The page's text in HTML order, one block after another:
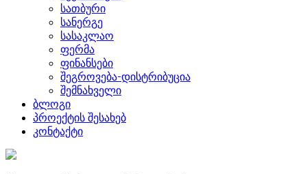
სათბური
სანერგე
სასაკლაო
ფერმა
ფინანსები
შეგროვება-დისტრიბუცია
შემნახველი
ბლოგი
პროექტის შესახებ
კონტაქტი